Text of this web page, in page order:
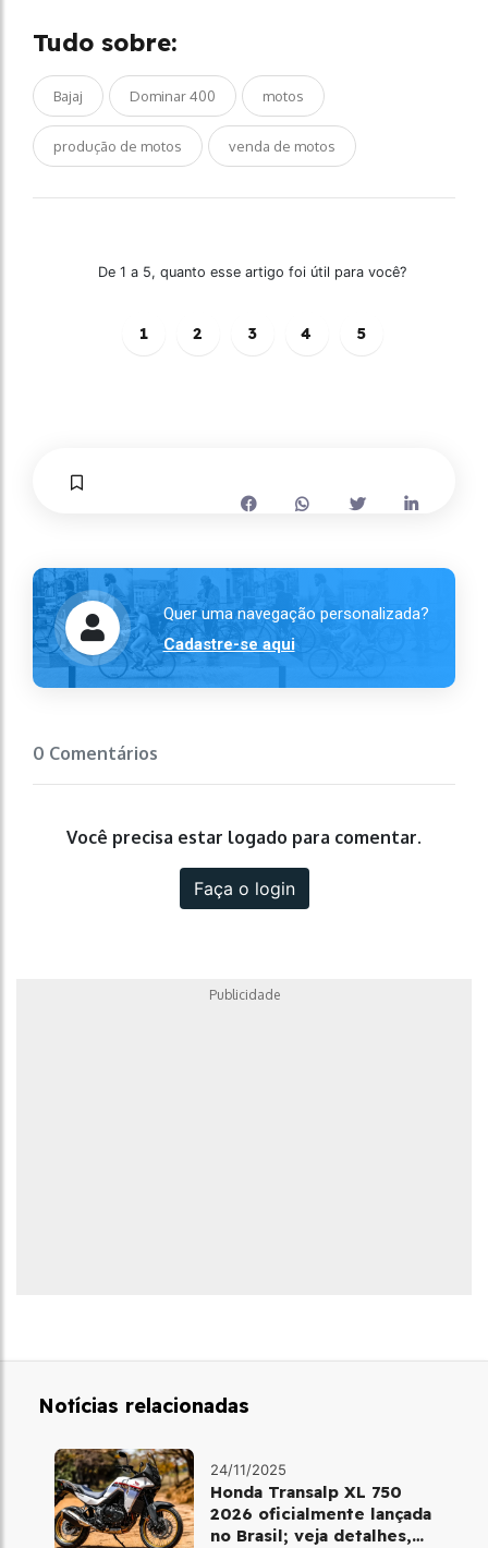
Tudo sobre:
Bajaj Dominar 400 motos
produção de motos venda de motos
De 1 a 5, quanto esse artigo foi útil para você?
1 2 3 4 5
Quer uma navegação personalizada?
Cadastre-se aqui
0 Comentários
Você precisa estar logado para comentar.
Faça o login
Publicidade
Notícias relacionadas
24/11/2025
Honda Transalp XL 750
2026 oficialmente lançada
no Brasil; veja detalhes,